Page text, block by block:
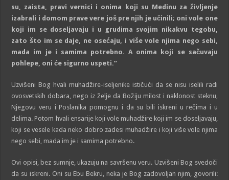
su, zaista, pravi vernici i onima koji su Medinu za življenje
izabrali i domom prave vere još pre njih je učinili; oni vole one
koji im se doseljavaju i u grudima svojim nikakvu tegobu,
zato što im se daje, ne osećaju, i više vole njima nego sebi,
mada im je i samima potrebno. A onima koji se sačuvaju
pohlepe , oni će sigurno uspeti.”
Uzvišeni Bog hvali muhadžire-iseljenike ističući da se nisu iselili radi
ovosvetskih dobara, nego iz želje da Božiju milost i naklonost steknu,
Njegovu veru i Poslanika pomognu i da su bili iskreni u rečima i u
delima. Potom hvali ensarije koji vole muhadžire koji im se doseljavaju,
koji se vesele kada neko dobro zadesi muhadžire i koji više vole njima
nego sebi, mada im je i samima potrebno.
Ovi opisi, bez sumnje, ukazuju na savršenu veru. Uzvišeni Bog svedoči
da su iskreni. Oni su Ebu Bekru, neka je Bog zadovoljan njim, govorili: